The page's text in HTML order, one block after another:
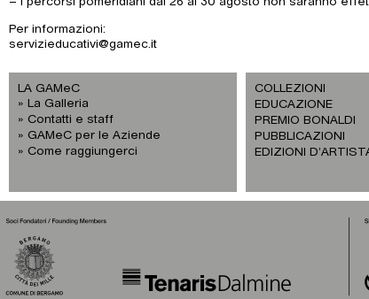
Per informazioni:
servizieducativi@gamec.it
LA GAMeC
La Galleria
Contatti e staff
GAMeC per le Aziende
Come raggiungerci
COLLEZIONI
EDUCAZIONE
PREMIO BONALDI
PUBBLICAZIONI
EDIZIONI